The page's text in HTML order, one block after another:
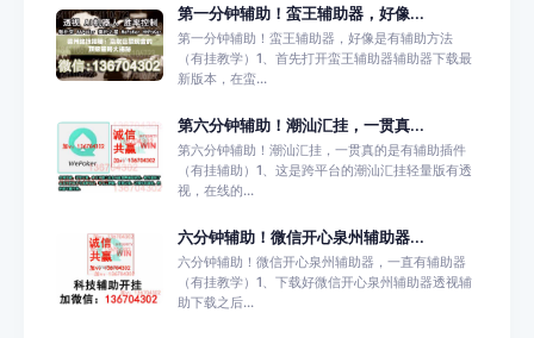
第一分钟辅助！蛮王辅助器，好像...
第一分钟辅助！蛮王辅助器，好像是有辅助方法
（有挂教学）1、首先打开蛮王辅助器辅助器下载最
新版本，在蛮...
第六分钟辅助！潮汕汇挂，一贯真...
第六分钟辅助！潮汕汇挂，一贯真的是有辅助插件
（有挂辅助）1、这是跨平台的潮汕汇挂轻量版有透
视，在线的...
六分钟辅助！微信开心泉州辅助器...
六分钟辅助！微信开心泉州辅助器，一直有辅助器
（有挂教学）1、下载好微信开心泉州辅助器透视辅
助下载之后...